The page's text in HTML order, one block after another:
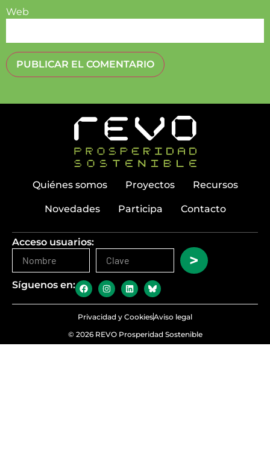
Web
Quiénes somos Proyectos Recursos
Novedades Participa Contacto
Acceso usuarios:
>
Síguenos en:
© 2026 REVO Prosperidad Sostenible
Privacidad y CookiesAviso legal